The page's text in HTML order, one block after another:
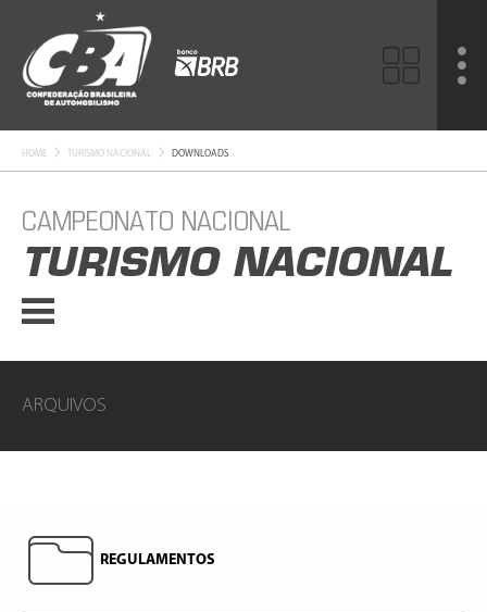
HOME TURISMO NACIONAL DOWNLOADS
CAMPEONATO NACIONAL
TURISMO NACIONAL
ARQUIVOS
REGULAMENTOS